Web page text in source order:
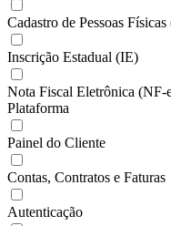
Cadastro de Pessoas
Inscrição Estadual (IE)
Nota Fiscal Eletrônica (NF-
Plataforma
Painel do Cliente
Contas, Contratos e Faturas
Autenticação